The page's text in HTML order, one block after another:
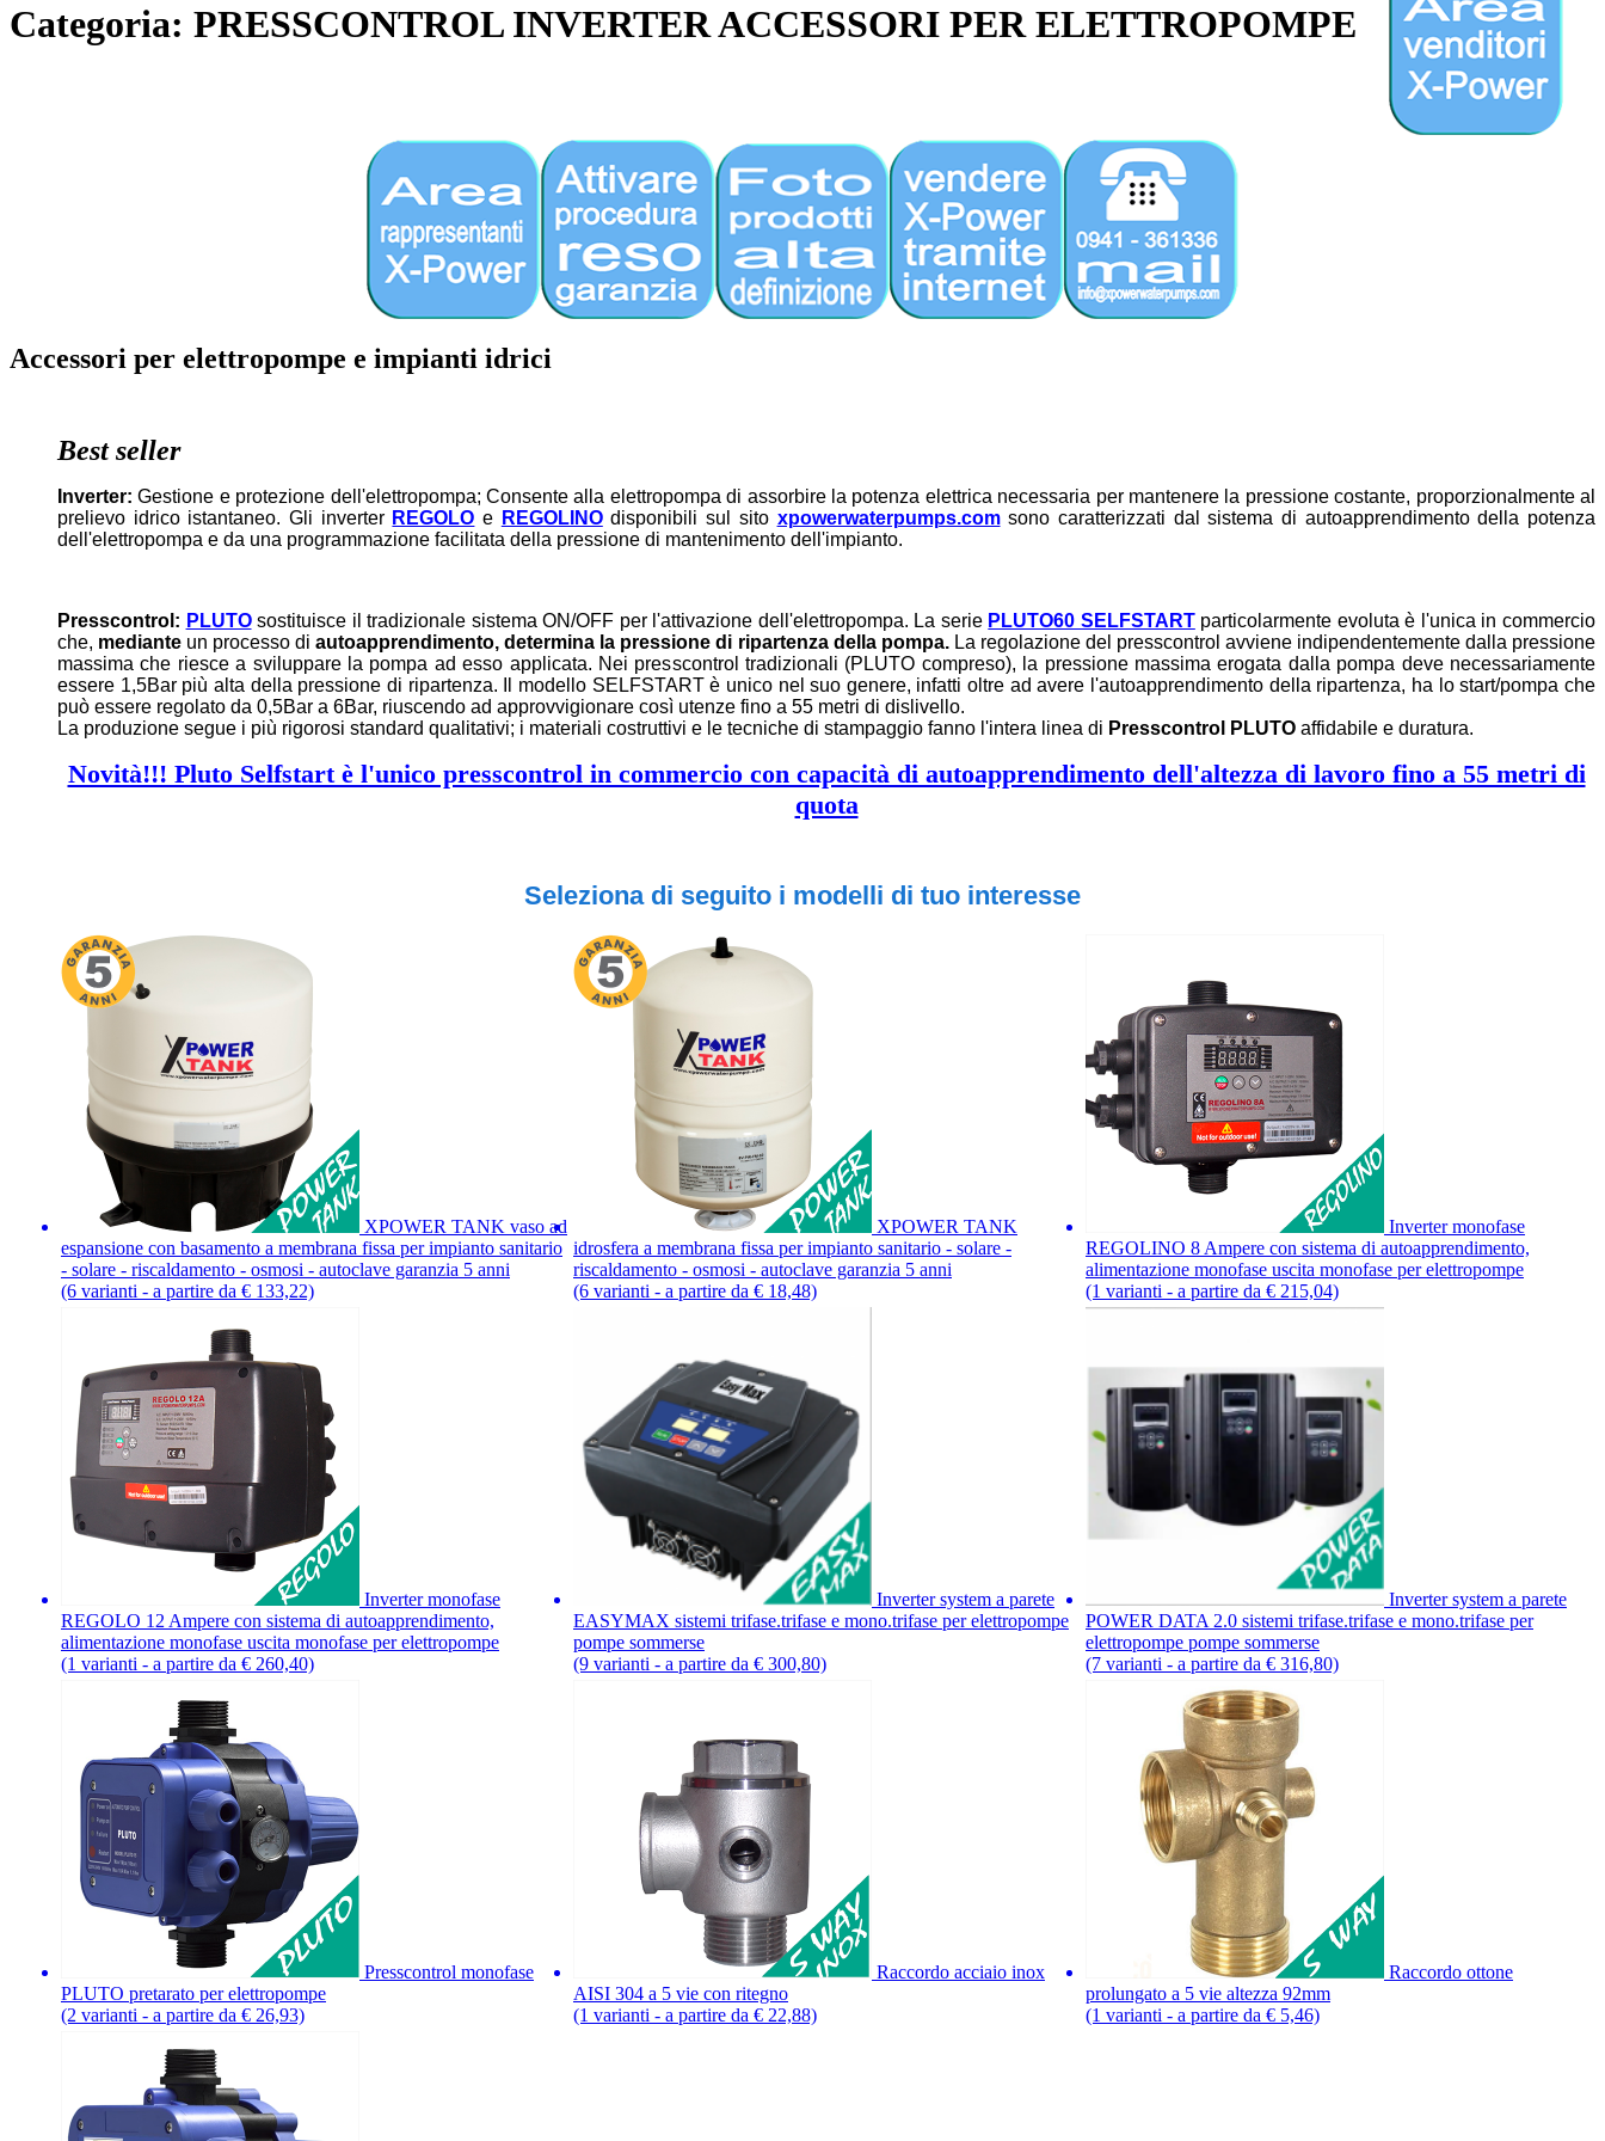
Categoria: PRESSCONTROL INVERTER ACCESSORI PER ELETTROPOMPE
Accessori per elettropompe e impianti idrici
Best seller
Inverter:Gestione e protezione dell'elettropompa; Consente alla elettropompa di assorbire la potenza elettrica necessaria per mantenere la pressione costante, proporzionalmente al
prelievo idrico istantaneo. Gli inverter REGOLO e REGOLINOdisponibili sul sito xpowerwaterpumps.comsono caratterizzati dal sistema di autoapprendimento della potenza
dell'elettropompa e da una programmazione facilitata della pressione di mantenimento dell'impianto.
Presscontrol: PLUTO sostituisce il tradizionale sistema ON/OFF per l'attivazione dell'elettropompa. La serie PLUTO60 SELFSTARTparticolarmente evoluta è l'unica in commercio
che, mediante un processo diautoapprendimento, determina la pressione di ripartenza della pompa. La regolazione del presscontrol avviene indipendentemente dalla pressione
massima che riesce a sviluppare la pompa ad esso applicata. Nei presscontrol tradizionali (PLUTO compreso), la pressione massima erogata dalla pompa deve necessariamente
essere 1,5Bar più alta della pressione di ripartenza. Il modello SELFSTART è unico nel suo genere, infatti oltre ad avere l'autoapprendimento della ripartenza, ha lo start/pompa che
può essere regolato da 0,5Bar a 6Bar, riuscendo ad approvvigionare così utenze fino a 55 metri di dislivello.
La produzione segue i più rigorosi standard qualitativi; i materiali costruttivi e le tecniche di stampaggio fanno l'intera linea di Presscontrol PLUTO affidabile e duratura.
Novità!!! Pluto Selfstart è l'unico presscontrol in commercio con capacità di autoapprendimento dell'altezza di lavoro fino a 55 metri di
quota
Seleziona di seguito i modelli di tuo interesse
XPOWER TANK vaso ad
espansione con basamento a membrana fissa per impianto sanitario
- solare - riscaldamento - osmosi - autoclave garanzia 5 anni
(6 varianti - a partire da € 133,22)
XPOWER TANK
idrosfera a membrana fissa per impianto sanitario - solare -
riscaldamento - osmosi - autoclave garanzia 5 anni
(6 varianti - a partire da € 18,48)
Inverter monofase
REGOLINO 8 Ampere con sistema di autoapprendimento,
alimentazione monofase uscita monofase per elettropompe
(1 varianti - a partire da € 215,04)
Inverter monofase
REGOLO 12 Ampere con sistema di autoapprendimento,
alimentazione monofase uscita monofase per elettropompe
(1 varianti - a partire da € 260,40)
Inverter system a parete
EASYMAX sistemi trifase.trifase e mono.trifase per elettropompe
pompe sommerse
(9 varianti - a partire da € 300,80)
Inverter system a parete
POWER DATA 2.0 sistemi trifase.trifase e mono.trifase per
elettropompe pompe sommerse
(7 varianti - a partire da € 316,80)
Presscontrol monofase
PLUTO pretarato per elettropompe
(2 varianti - a partire da € 26,93)
Raccordo acciaio inox
AISI 304 a 5 vie con ritegno
(1 varianti - a partire da € 22,88)
Raccordo ottone
prolungato a 5 vie altezza 92mm
(1 varianti - a partire da € 5,46)